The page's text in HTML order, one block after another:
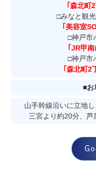
お知
休診のお知ら
2026年4月22日
長が学会出席のため休
ご迷惑をお掛け致しま
します。
休診のお知ら
｢森北町
□みなと観
｢美容室
□神戸市
｢JR甲
□神戸市
｢森北町2
■お
山手幹線沿いに立地
三宮より約20分、芦